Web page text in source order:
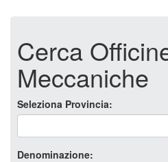
Cerca
Meccaniche
Seleziona Provincia:
Denominazione: